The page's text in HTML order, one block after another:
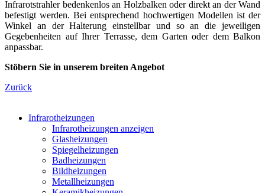
Infrarotstrahler bedenkenlos an Holzbalken oder direkt an der Wand
befestigt werden. Bei entsprechend hochwertigen Modellen ist der
Winkel an der Halterung einstellbar und so an die jeweiligen
Gegebenheiten auf Ihrer Terrasse, dem Garten oder dem Balkon
anpassbar.
Stöbern Sie in unserem breiten Angebot
Zurück
Infrarotheizungen
Infrarotheizungen anzeigen
Glasheizungen
Spiegelheizungen
Badheizungen
Bildheizungen
Metallheizungen